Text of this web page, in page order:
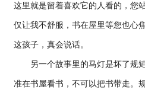
这里就是留着喜欢它的人看的，您
仅让我不舒服，书在屋里等您也心
这孩子，真会说话。
另一个故事里的马灯是坏了规矩
准在书屋看书，不可以把书带走。